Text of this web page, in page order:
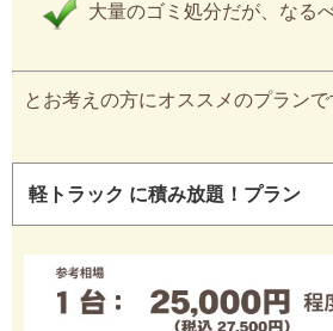
大量のゴミ処分だが、なる
とお考えの方にオススメのプランで
軽トラック に積み放題！プラン